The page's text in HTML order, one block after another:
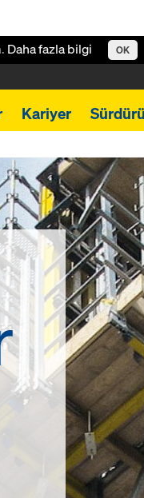
Daha fazla bilgi OK
Kariyer